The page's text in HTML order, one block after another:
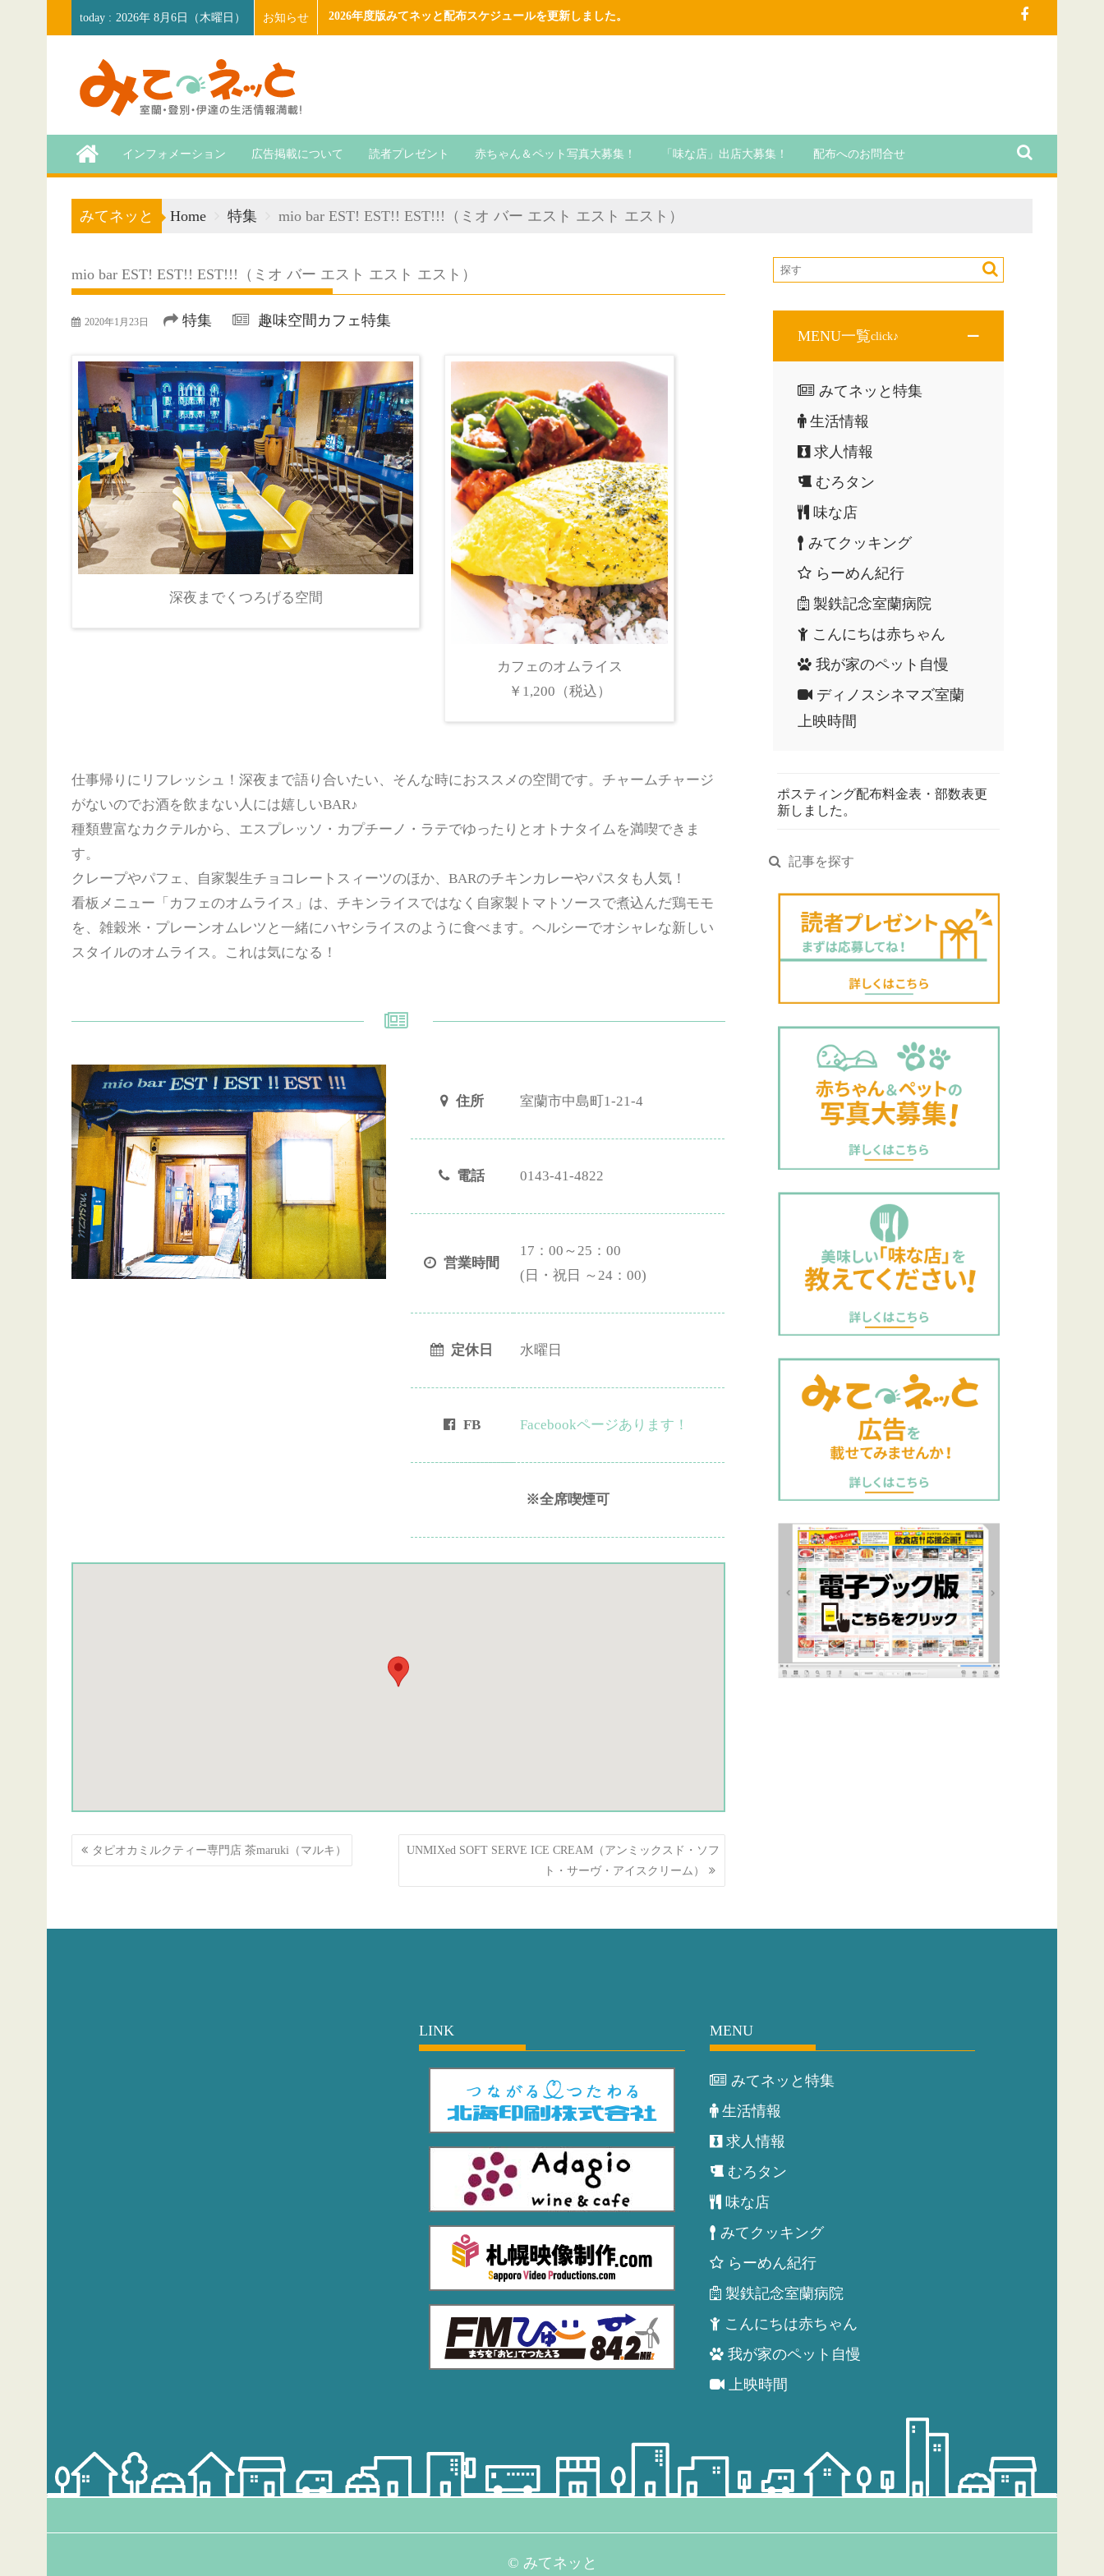
to
2026年 8月6日（木曜日） お知らせ 2026年度版みてネッと配布スケジュールを更新しました。
インフォメーション 広告掲載について 読者プレゼント 赤ちゃん＆ペット写真大募集！ 「味な店」出店大募集！ 配布へのお問合せ
みてネッと Home 特集 mio bar EST! EST!! EST!!!（ミオ バー エスト エスト エスト）
mio bar EST! EST!! EST!!!（ミオ バー エスト エスト エスト）
2020年1月23日 特集 趣味空間カフェ特集
深夜までくつろげる空間
カフェのオムライス
￥1,200（税込）
仕事帰りにリフレッシュ！深夜まで語り合いたい、そんな時におススメの空間です。チャームチャージ
がないのでお酒を飲まない人には嬉しいBAR♪
種類豊富なカクテルから、エスプレッソ・カプチーノ・ラテでゆったりとオトナタイムを満喫できま
す。
クレープやパフェ、自家製生チョコレートスィーツのほか、BARのチキンカレーやパスタも人気！
看板メニュー「カフェのオムライス」は、チキンライスではなく自家製トマトソースで煮込んだ鶏モモ
を、雑穀米・プレーンオムレツと一緒にハヤシライスのように食べます。ヘルシーでオシャレな新しい
スタイルのオムライス。これは気になる！
住所 室蘭市中島町1-21-4
電話 0143-41-4822
営業時間
17：00～25：00
(日・祝日 ～24：00)
定休日 水曜日
FB Facebookページあります！
※全席喫煙可
投
ー
タピオカミルクティー専門店 茶maruki（マルキ）
UNMIXed SOFT SERVE ICE CREAM（アンミックスド・ソフ
ト・サーヴ・アイスクリーム）
MENU一覧click♪
みてネッと特集
生活情報
求人情報
むろタン
味な店
みてクッキング
らーめん紀行
製鉄記念室蘭病院
こんにちは赤ちゃん
我が家のペット自慢
ディノスシネマズ室蘭
上映時間
ポスティング配布料金表・部数表更
新しました。
記事を探す
LINK MENU
みてネッと特集
生活情報
求人情報
むろタン
味な店
みてクッキング
らーめん紀行
製鉄記念室蘭病院
こんにちは赤ちゃん
我が家のペット自慢
上映時間
© みてネッと